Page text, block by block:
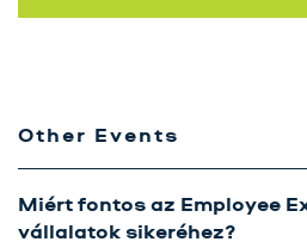
Other Events
Miért fontos az Employee
vállalatok sikeréhez?